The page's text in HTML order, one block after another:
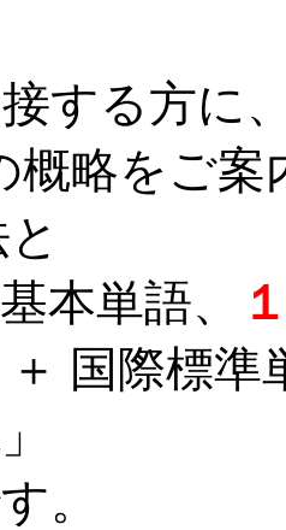
する方に
概略をご
本単語、
＋ 国際標
。